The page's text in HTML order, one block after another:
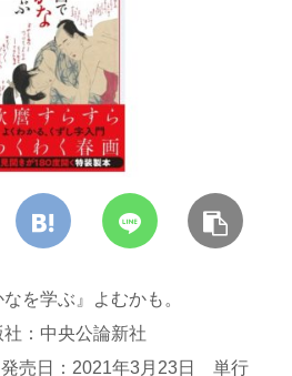
を学ぶ』よむかも。
：中央公論新社
売日：2021年3月23日 単行